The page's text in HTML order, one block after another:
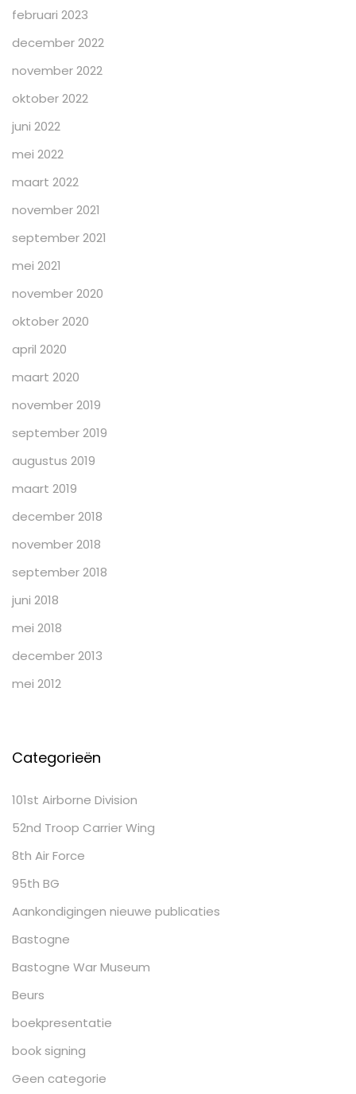
februari 2023
december 2022
november 2022
oktober 2022
juni 2022
mei 2022
maart 2022
november 2021
september 2021
mei 2021
november 2020
oktober 2020
april 2020
maart 2020
november 2019
september 2019
augustus 2019
maart 2019
december 2018
november 2018
september 2018
juni 2018
mei 2018
december 2013
mei 2012
Categorieën
101st Airborne Division
52nd Troop Carrier Wing
8th Air Force
95th BG
Aankondigingen nieuwe publicaties
Bastogne
Bastogne War Museum
Beurs
boekpresentatie
book signing
Geen categorie